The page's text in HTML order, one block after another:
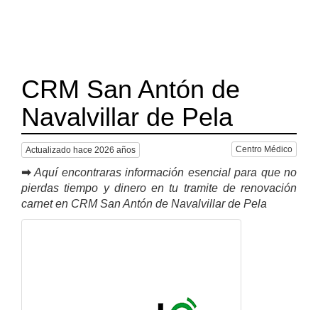
CRM San Antón de
Navalvillar de Pela
Actualizado hace 2026 años Centro Médico
➡ Aquí encontraras información esencial para que no
pierdas tiempo y dinero en tu tramite de renovación
carnet en CRM San Antón de Navalvillar de Pela